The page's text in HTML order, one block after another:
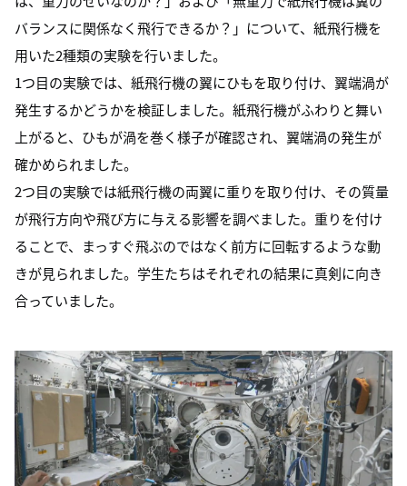
バランスに関係なく飛行できるか？」について、紙飛行機を
用いた2種類の実験を行いました。
1つ目の実験では、紙飛行機の翼にひもを取り付け、翼端渦が
発生するかどうかを検証しました。紙飛行機がふわりと舞い
上がると、ひもが渦を巻く様子が確認され、翼端渦の発生が
確かめられました。
2つ目の実験では紙飛行機の両翼に重りを取り付け、その質量
が飛行方向や飛び方に与える影響を調べました。重りを付け
ることで、まっすぐ飛ぶのではなく前方に回転するような動
きが見られました。学生たちはそれぞれの結果に真剣に向き
合っていました。